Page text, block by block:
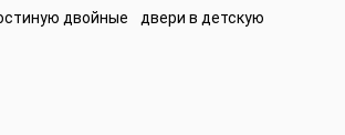
двойные двери в детскую